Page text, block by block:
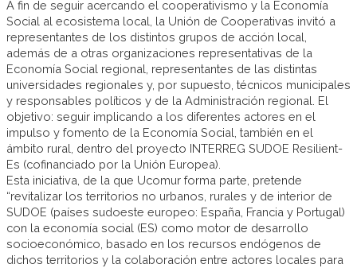
A fin de seguir acercando el cooperativismo y la Economía
Social al ecosistema local, la Unión de Cooperativas invitó a
representantes de los distintos grupos de acción local,
además de a otras organizaciones representativas de la
Economía Social regional, representantes de las distintas
universidades regionales y, por supuesto, técnicos municipales
y responsables políticos y de la Administración regional. El
objetivo: seguir implicando a los diferentes actores en el
impulso y fomento de la Economía Social, también en el
ámbito rural, dentro del proyecto INTERREG SUDOE Resilient-
Es (cofinanciado por la Unión Europea).
Esta iniciativa, de la que Ucomur forma parte, pretende
“revitalizar los territorios no urbanos, rurales y de interior de
SUDOE (países sudoeste europeo: España, Francia y Portugal)
con la economía social (ES) como motor de desarrollo
socioeconómico, basado en los recursos endógenos de
dichos territorios y la colaboración entre actores locales para